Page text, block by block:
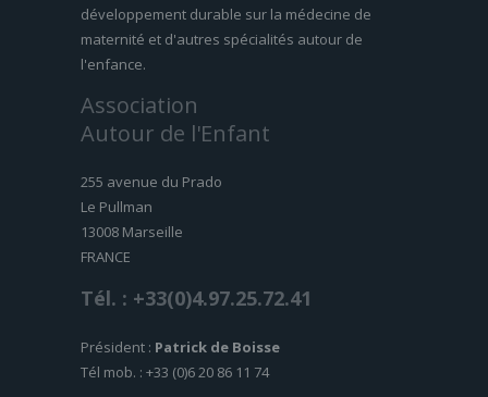
développement durable sur la médecine de
maternité et d'autres spécialités autour de
l'enfance.
Association
Autour de l'Enfant
255 avenue du Prado
Le Pullman
13008 Marseille
FRANCE
Tél. : +33(0)4.97.25.72.41
Président : Patrick de Boisse
Tél mob. : +33 (0)6 20 86 11 74